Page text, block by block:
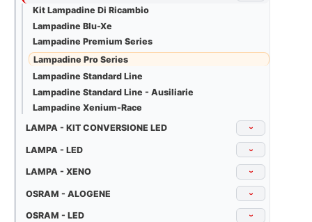
Kit Lampadine Di Ricambio
Lampadine Blu-Xe
Lampadine Premium Series
Lampadine Pro Series
Lampadine Standard Line
Lampadine Standard Line - Ausiliarie
Lampadine Xenium-Race
LAMPA - KIT CONVERSIONE LED
›
LAMPA - LED ›
LAMPA - XENO ›
OSRAM - ALOGENE ›
OSRAM - LED ›